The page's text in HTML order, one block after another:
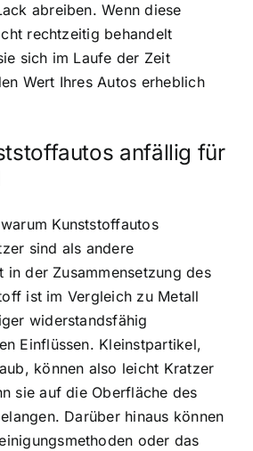
abreiben. Wenn diese
rechtzeitig behandelt
sich im Laufe der Zeit
Wert Ihres Autos erheblich
anfällig für
Kunststoffautos
sind als andere
in der Zusammensetzung des
ist im Vergleich zu Metall
widerstandsfähig
Einflüssen. Kleinstpartikel,
können also leicht Kratzer
sie auf die Oberfläche des
Darüber hinaus können
oder das